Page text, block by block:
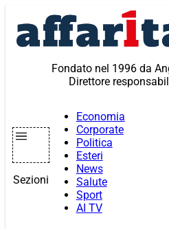
contenuto
Fondato nel 1996 da
Direttore
Sezioni
Economia
Corporate
Politica
Esteri
News
Salute
Sport
AI TV